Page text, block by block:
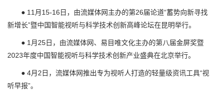
● 11月15-16日，由流媒体网主办的第26届论道“蓄势向新寻找
新增长”暨中国智能视听与科学技术创新高峰论坛在昆明举行。
● 1月25日，由流媒体网、易目唯文化主办的第八届金屏奖暨
2023年度中国智能视听与科学技术创新产业盛典在北京举行。
● 4月2日，流媒体网推出专为视听人打造的轻量级资讯工具“视
听早报”。